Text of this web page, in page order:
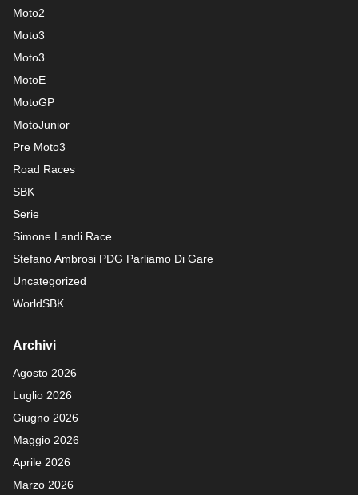
Moto2
Moto3
Moto3
MotoE
MotoGP
MotoJunior
Pre Moto3
Road Races
SBK
Serie
Simone Landi Race
Stefano Ambrosi PDG Parliamo Di Gare
Uncategorized
WorldSBK
Archivi
Agosto 2026
Luglio 2026
Giugno 2026
Maggio 2026
Aprile 2026
Marzo 2026